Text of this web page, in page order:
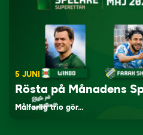
5 JUNI
Rösta på Månadens
Målfarlig trio gör…